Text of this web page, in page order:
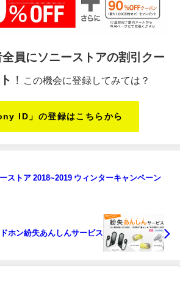
員にソニーストアの割引クー
！ この機会に登録してみては？
ID」の登録はこちらから
ストア 2018~2019 ウィンターキャンペーン
ホン紛失あんしんサービス